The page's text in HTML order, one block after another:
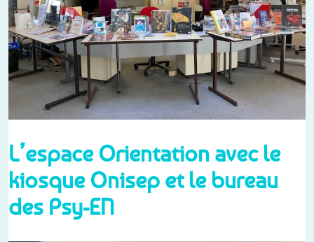
L’espace Orientation avec le
kiosque Onisep et le bureau
des Psy-EN